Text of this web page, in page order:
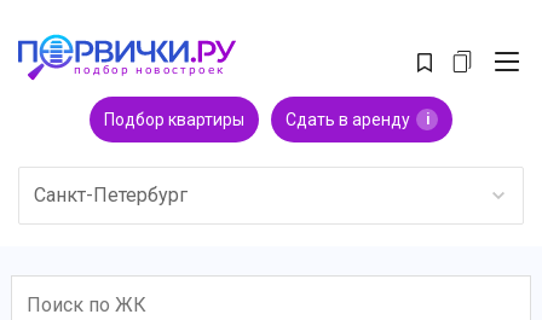
Подбор квартиры Сдать в аренду i
Санкт-Петербург